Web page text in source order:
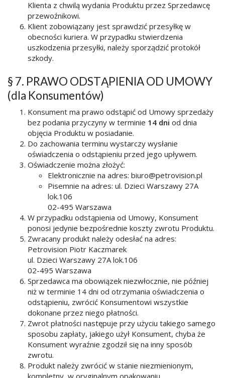
Klienta z chwilą wydania Produktu przez Sprzedawcę
przewoźnikowi.
Klient zobowiązany jest sprawdzić przesyłkę w
obecności kuriera. W przypadku stwierdzenia
uszkodzenia przesyłki, należy sporządzić protokół
szkody.
§ 7. PRAWO ODSTĄPIENIA OD UMOWY
(dla Konsumentów)
Konsument ma prawo odstąpić od Umowy sprzedaży
bez podania przyczyny w terminie 14 dni od dnia
objęcia Produktu w posiadanie.
Do zachowania terminu wystarczy wysłanie
oświadczenia o odstąpieniu przed jego upływem.
Oświadczenie można złożyć:
Elektronicznie na adres: biuro@petrovision.pl
Pisemnie na adres: ul. Dzieci Warszawy 27A
lok.106
02-495 Warszawa
W przypadku odstąpienia od Umowy, Konsument
ponosi jedynie bezpośrednie koszty zwrotu Produktu.
Zwracany produkt należy odesłać na adres:
Petrovision Piotr Kaczmarek
ul. Dzieci Warszawy 27A lok.106
02-495 Warszawa
Sprzedawca ma obowiązek niezwłocznie, nie później
niż w terminie 14 dni od otrzymania oświadczenia o
odstąpieniu, zwrócić Konsumentowi wszystkie
dokonane przez niego płatności.
Zwrot płatności następuje przy użyciu takiego samego
sposobu zapłaty, jakiego użył Konsument, chyba że
Konsument wyraźnie zgodził się na inny sposób
zwrotu.
Produkt należy zwrócić w stanie niezmienionym,
kompletny, w oryginalnym opakowaniu.